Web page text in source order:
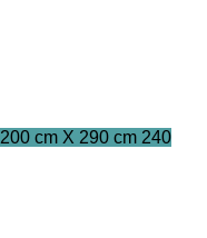
200 cm X 290 cm 240